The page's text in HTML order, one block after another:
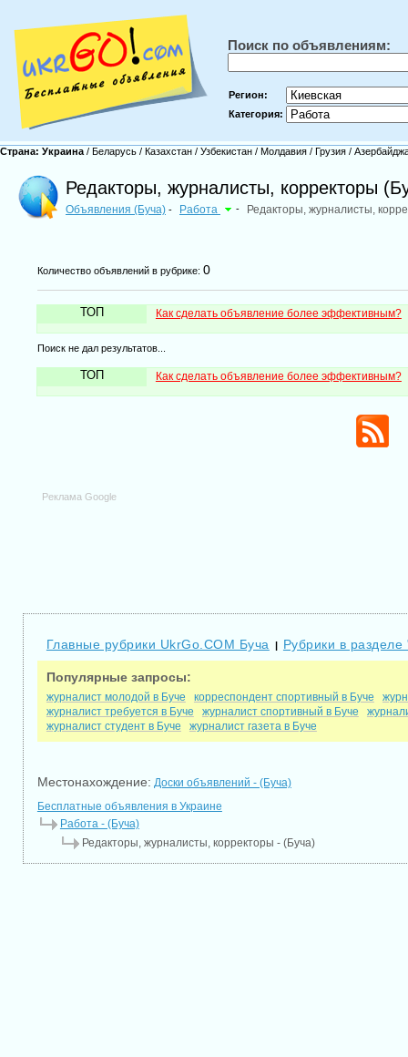
Поиск по объявлениям:
Регион:
Категория:
Страна: Украина / Беларусь / Казахстан / Узбекистан / Молдавия / Грузия /
Редакторы, журналисты, корректоры
Объявления (Буча) - Работа - Редакторы, журналисты,
Количество объявлений в рубрике: 0
ТОП Как сделать объявление более эффективным?
Поиск не дал результатов...
ТОП Как сделать объявление более эффективным?
Реклама Google
Главные рубрики UkrGo.COM Буча | Рубрики в
Популярные запросы:
журналист молодой в Буче корреспондент спортивный в Буче
журналист требуется в Буче
журналист спортивный в Буче
журналист студент в Буче
журналист газета в Буче
Местонахождение: Доски объявлений - (Буча)
Бесплатные объявления в Украине
Работа - (Буча)
Редакторы, журналисты, корректоры - (Буча)